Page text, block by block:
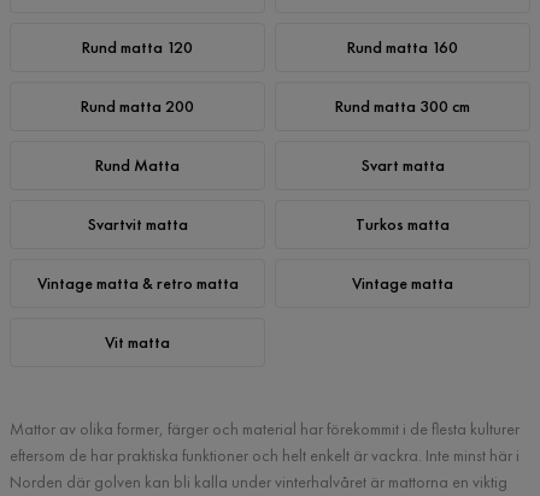
Rund matta 120 Rund matta 160
Rund matta 200 Rund matta 300 cm
Rund Matta Svart matta
Svartvit matta Turkos matta
Vintage matta & retro matta Vintage matta
Vit matta
Mattor av olika former, färger och material har förekommit i de flesta kulturer
eftersom de har praktiska funktioner och helt enkelt är vackra. Inte minst här i
Norden där golven kan bli kalla under vinterhalvåret är mattorna en viktig